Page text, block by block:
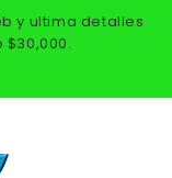
y ultima detalles